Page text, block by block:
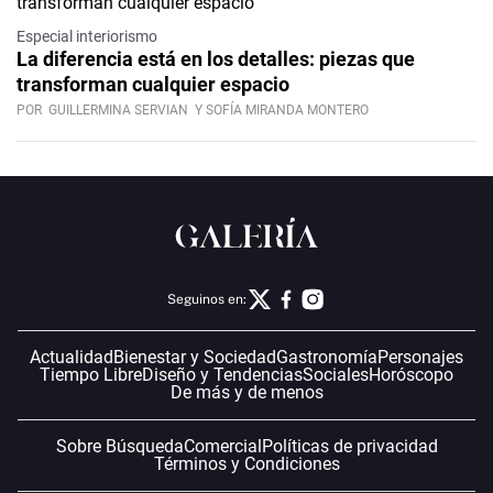
Especial interiorismo
La diferencia está en los detalles: piezas que
transforman cualquier espacio
POR GUILLERMINA SERVIAN Y SOFÍA MIRANDA MONTERO
Seguinos en:
Actualidad Bienestar y SociedadGastronomíaPersonajes
Tiempo LibreDiseño y TendenciasSocialesHoróscopo
De más y de menos
Sobre BúsquedaComercial Políticas de privacidad
Términos y Condiciones